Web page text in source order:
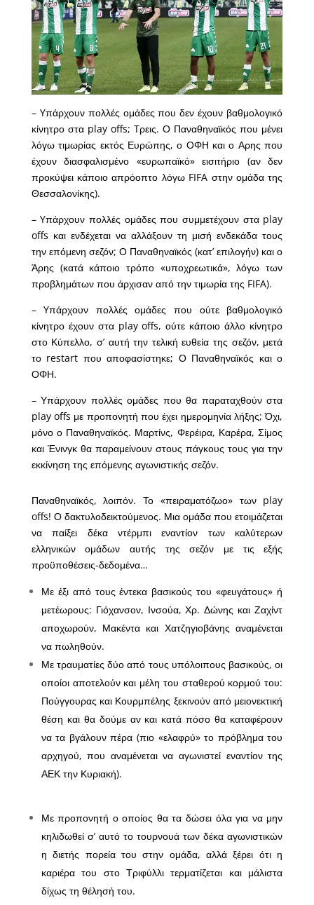
– Yπάρχουν πολλές ομάδες που δεν έχουν βαθμολογικό
κίνητρο στα play offs; Tρεις. Ο Παναθηναϊκός που μένει
λόγω τιμωρίας εκτός Ευρώπης, ο ΟΦΗ και ο Αρης που
έχουν διασφαλισμένο «ευρωπαϊκό» εισιτήριο (αν δεν
προκύψει κάποιο απρόοπτο λόγω FIFA στην ομάδα της
Θεσσαλονίκης).
– Yπάρχουν πολλές ομάδες που συμμετέχουν στα play
offs και ενδέχεται να αλλάξουν τη μισή ενδεκάδα τους
την επόμενη σεζόν; Ο Παναθηναϊκός (κατ’ επιλογήν) και ο
Άρης (κατά κάποιο τρόπο «υποχρεωτικά», λόγω των
προβλημάτων που άρχισαν από την τιμωρία της FIFA).
– Yπάρχουν πολλές ομάδες που ούτε βαθμολογικό
κίνητρο έχουν στα play offs, ούτε κάποιο άλλο κίνητρο
στο Κύπελλο, σ’ αυτή την τελική ευθεία της σεζόν, μετά
το restart που αποφασίστηκε; Ο Παναθηναϊκός και ο
ΟΦΗ.
– Υπάρχουν πολλές ομάδες που θα παραταχθούν στα
play offs με προπονητή που έχει ημερομηνία λήξης; Όχι,
μόνο ο Παναθηναϊκός. Μαρτίνς, Φερέιρα, Καρέρα, Σίμος
και Ένινγκ θα παραμείνουν στους πάγκους τους για την
εκκίνηση της επόμενης αγωνιστικής σεζόν.
Παναθηναϊκός, λοιπόν. Το «πειραματόζωο» των play
offs! Ο δακτυλοδεικτούμενος. Μια ομάδα που ετοιμάζεται
να παίξει δέκα ντέρμπι εναντίον των καλύτερων
ελληνικών ομάδων αυτής της σεζόν με τις εξής
προϋποθέσεις-δεδομένα…
Με έξι από τους έντεκα βασικούς του «φευγάτους» ή
μετέωρους: Γιόχανσον, Ινσούα, Χρ. Δώνης και Ζαχίντ
αποχωρούν, Μακέντα και Χατζηγιοβάνης αναμένεται
να πωληθούν.
Με τραυματίες δύο από τους υπόλοιπους βασικούς, οι
οποίοι αποτελούν και μέλη του σταθερού κορμού του:
Πούγγουρας και Κουρμπέλης ξεκινούν από μειονεκτική
θέση και θα δούμε αν και κατά πόσο θα καταφέρουν
να τα βγάλουν πέρα (πιο «ελαφρύ» το πρόβλημα του
αρχηγού, που αναμένεται να αγωνιστεί εναντίον της
ΑΕΚ την Κυριακή).
Με προπονητή ο οποίος θα τα δώσει όλα για να μην
κηλιδωθεί σ’ αυτό το τουρνουά των δέκα αγωνιστικών
η διετής πορεία του στην ομάδα, αλλά ξέρει ότι η
καριέρα του στο Τριφύλλι τερματίζεται και μάλιστα
δίχως τη θέλησή του.